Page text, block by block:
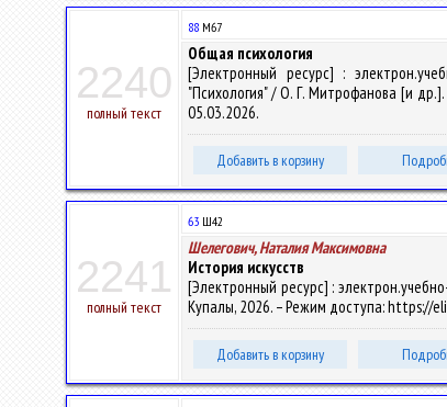
2240
полный текст
88 М67
Общая психология
[Электронный ресурс] :
"Психология" / О. Г. Митрофанова [и
05.03.2026.
Добавить в корзину
2241
полный текст
63 Ш42
Шелегович, Наталия Максимовна
История искусств
[Электронный ресурс] :
Купалы, 2026. – Режим доступа: https://
Добавить в корзину